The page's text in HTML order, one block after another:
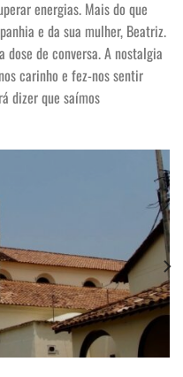
energias. Mais do que
e da sua mulher, Beatriz.
de conversa. A nostalgia
carinho e fez-nos sentir
dizer que saímos